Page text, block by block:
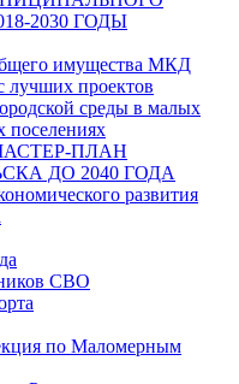
2030 ГОДЫ
имущества МКД
лучших проектов
среды в малых
поселениях
ПЛАН
ДО 2040 ГОДА
развития
СВО
по Маломерным